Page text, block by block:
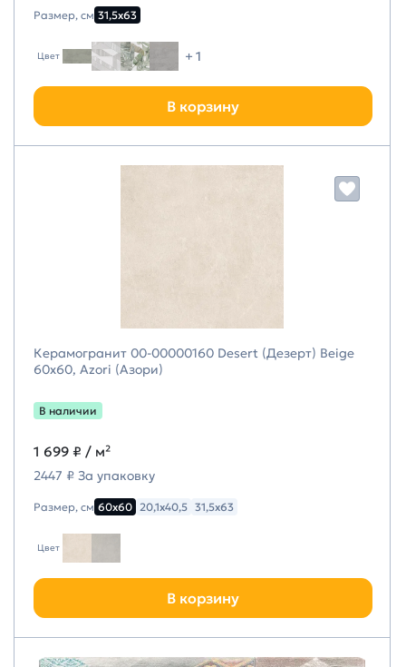
Размер, см 31,5х63
Цвет + 1
В корзину
Керамогранит 00-00000160 Desert (Дезерт) Beige
60х60, Azori (Азори)
В наличии
1 699 ₽ / м²
2447 ₽ За упаковку
Размер, см 60х60 20,1х40,5 31,5х63
Цвет
В корзину